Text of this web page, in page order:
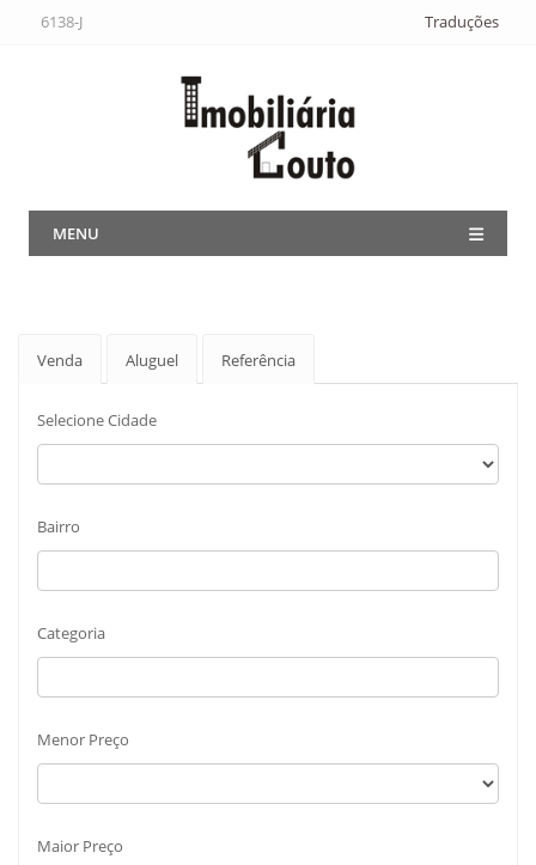
6138-J Traduções
MENU
Venda Aluguel Referência
Selecione Cidade
Bairro
Categoria
Menor Preço
Maior Preço